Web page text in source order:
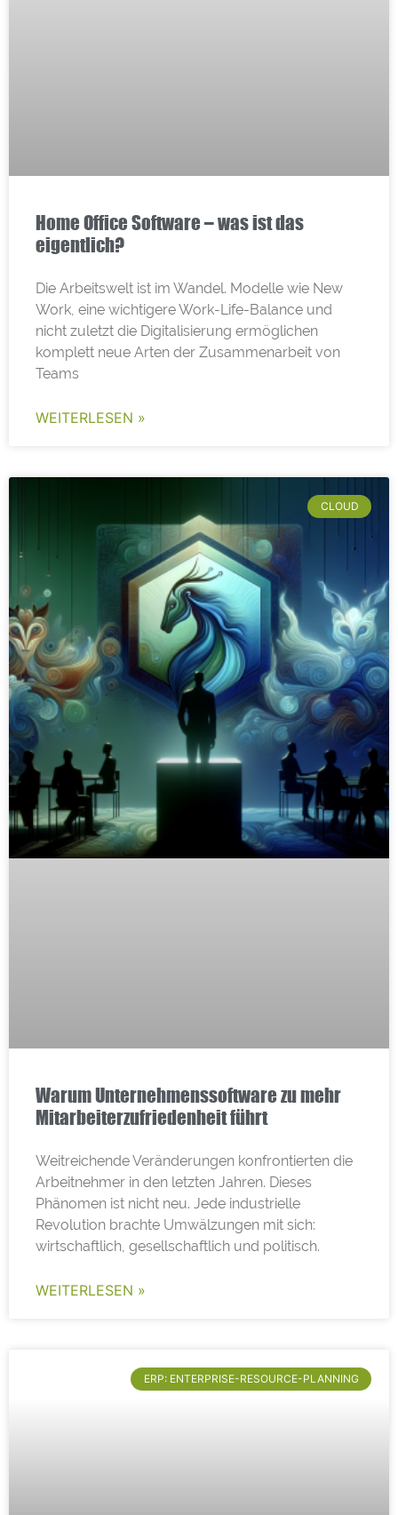
Home Office Software – was ist das
eigentlich?
Die Arbeitswelt ist im Wandel. Modelle wie New
Work, eine wichtigere Work-Life-Balance und
nicht zuletzt die Digitalisierung ermöglichen
komplett neue Arten der Zusammenarbeit von
Teams
WEITERLESEN »
CLOUD
Warum Unternehmenssoftware zu mehr
Mitarbeiterzufriedenheit führt
Weitreichende Veränderungen konfrontierten die
Arbeitnehmer in den letzten Jahren. Dieses
Phänomen ist nicht neu. Jede industrielle
Revolution brachte Umwälzungen mit sich:
wirtschaftlich, gesellschaftlich und politisch.
WEITERLESEN »
ERP: ENTERPRISE-RESOURCE-PLANNING